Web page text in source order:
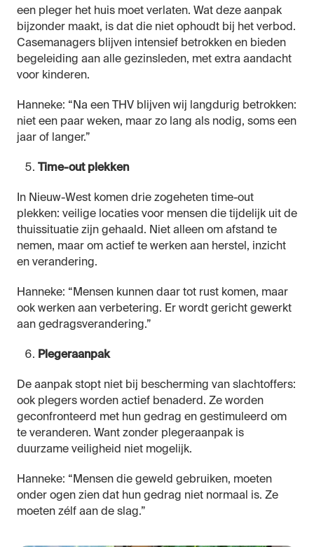
een pleger het huis moet verlaten. Wat deze aanpak
bijzonder maakt, is dat die niet ophoudt bij het verbod.
Casemanagers blijven intensief betrokken en bieden
begeleiding aan alle gezinsleden, met extra aandacht
voor kinderen.
Hanneke: “Na een THV blijven wij langdurig betrokken:
niet een paar weken, maar zo lang als nodig, soms een
jaar of langer.”
Time-out plekken
In Nieuw-West komen drie zogeheten time-out
plekken: veilige locaties voor mensen die tijdelijk uit de
thuissituatie zijn gehaald. Niet alleen om afstand te
nemen, maar om actief te werken aan herstel, inzicht
en verandering.
Hanneke: “Mensen kunnen daar tot rust komen, maar
ook werken aan verbetering. Er wordt gericht gewerkt
aan gedragsverandering.”
Plegeraanpak
De aanpak stopt niet bij bescherming van slachtoffers:
ook plegers worden actief benaderd. Ze worden
geconfronteerd met hun gedrag en gestimuleerd om
te veranderen. Want zonder plegeraanpak is
duurzame veiligheid niet mogelijk.
Hanneke: “Mensen die geweld gebruiken, moeten
onder ogen zien dat hun gedrag niet normaal is. Ze
moeten zélf aan de slag.”